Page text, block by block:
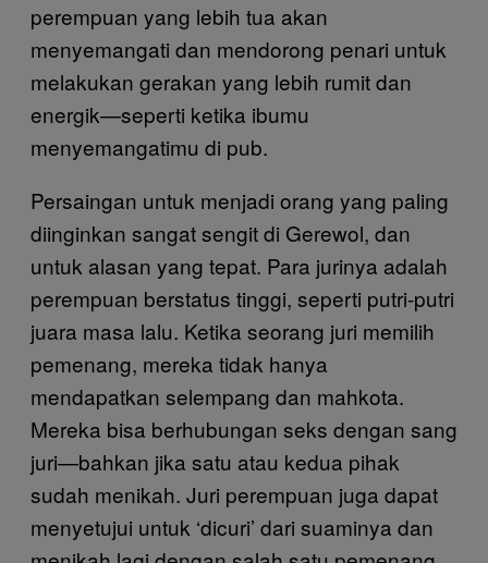
perempuan yang lebih tua akan
menyemangati dan mendorong penari untuk
melakukan gerakan yang lebih rumit dan
energik—seperti ketika ibumu
menyemangatimu di pub.
Persaingan untuk menjadi orang yang paling
diinginkan sangat sengit di Gerewol, dan
untuk alasan yang tepat. Para jurinya adalah
perempuan berstatus tinggi, seperti putri-putri
juara masa lalu. Ketika seorang juri memilih
pemenang, mereka tidak hanya
mendapatkan selempang dan mahkota.
Mereka bisa berhubungan seks dengan sang
juri—bahkan jika satu atau kedua pihak
sudah menikah. Juri perempuan juga dapat
menyetujui untuk ‘dicuri’ dari suaminya dan